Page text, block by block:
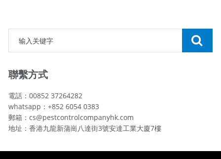
聯繫方式
電話：00852 37264282
whatsapp：+852 6054 0383
郵箱：cs@pestcontrolcompanyhk.com
地址：香港九龍新蒲崗八達街3號安達工業大廈7樓